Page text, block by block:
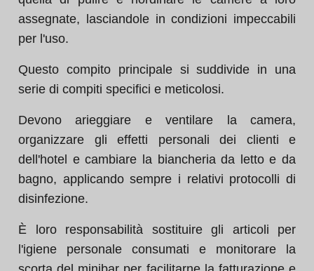
assegnate, lasciandole in condizioni impeccabili
per l'uso.
Questo compito principale si suddivide in una
serie di compiti specifici e meticolosi.
Devono arieggiare e ventilare la camera,
organizzare gli effetti personali dei clienti e
dell'hotel e cambiare la biancheria da letto e da
bagno, applicando sempre i relativi protocolli di
disinfezione.
È loro responsabilità sostituire gli articoli per
l'igiene personale consumati e monitorare la